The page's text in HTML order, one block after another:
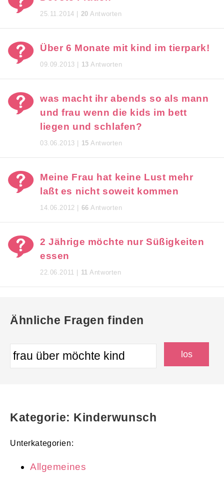
25.11.2014 | 20 Antworten
Über 6 Monate mit kind im tierpark!
09.09.2013 | 13 Antworten
was macht ihr abends so als mann
und frau wenn die kids im bett
liegen und schlafen?
03.06.2013 | 15 Antworten
Meine Frau hat keine Lust mehr
laßt es nicht soweit kommen
14.06.2012 | 66 Antworten
2 Jährige möchte nur Süßigkeiten
essen
22.06.2011 | 11 Antworten
Ähnliche Fragen finden
Kategorie: Kinderwunsch
Unterkategorien:
Allgemeines